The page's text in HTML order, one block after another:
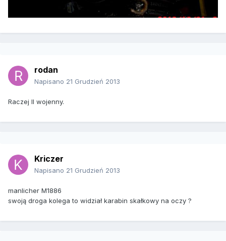
rodan
Napisano 21 Grudzień 2013
Raczej II wojenny.
Kriczer
Napisano 21 Grudzień 2013
manlicher M1886
swoją droga kolega to widział karabin skałkowy na oczy ?